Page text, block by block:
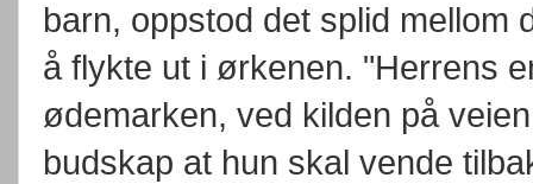
barn, oppstod det splid mellom
å flykte ut i ørkenen. "Herrens
ødemarken, ved kilden på
budskap at hun skal vende